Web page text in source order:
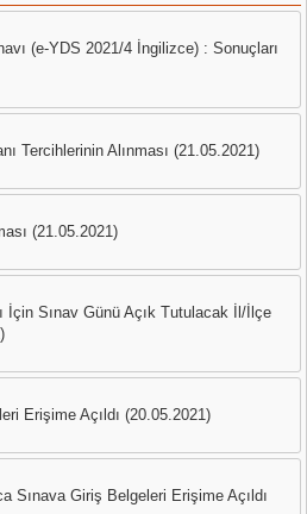
(e-YDS 2021/4 İngilizce) : Sonuçları
Tercihlerinin Alınması (21.05.2021)
(21.05.2021)
İçin Sınav Günü Açık Tutulacak İl/İlçe
Erişime Açıldı (20.05.2021)
Sınava Giriş Belgeleri Erişime Açıldı